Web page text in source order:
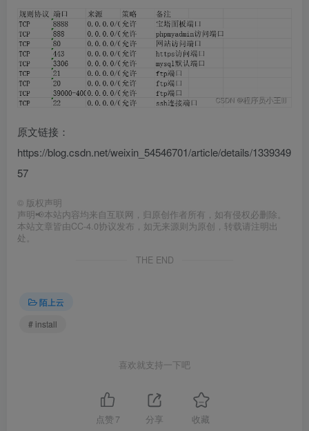
原文链接：
https://blog.csdn.net/weixin_54546701/article/details/1339349
57
© 版权声明
声明📢本站内容均来自互联网，归原创作者所有，如有侵权必删除。
本站文章皆由CC-4.0协议发布，如无来源则为原创，转载请注明出
处。
THE END
陌上云
# install
喜欢就支持一下吧
点赞 7 分享 收藏